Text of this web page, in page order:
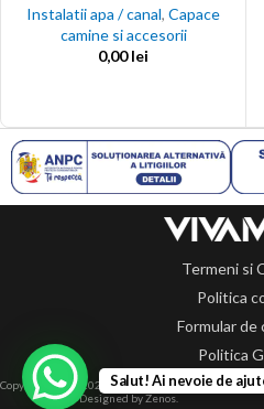
Instalatii apa / canal, Capace
camine si accesorii
0,00lei
Termeni si
Politica
Formular de
Politica
Copyright 2014-2024 © Toate drepturile rezervate.
Designed by Zenos.
Salut! Ai nevoie de